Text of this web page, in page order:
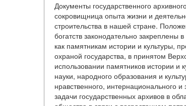
Документы государственного
сокровищница опыта жизни и
строительства в нашей стране.
богатств законодательно
как памятникам истории и культуры,
охраной государства, в принятом
использовании памятников истории
науки, народного образования и
нравственного, интернационального
задачи государственных архивов в